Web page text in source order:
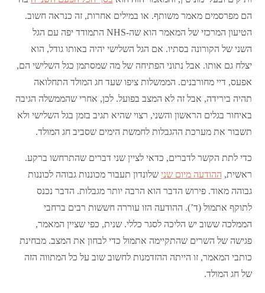
הם מפרסמים מאמר משותף. או במילים אחרות, זה כנראה חשוב.
הטיעון המרכזי של המאמר הוא שה-NHS התמודד יפה עם הגל
השני של הקורונה בסתיו. אם הגל השלישי יהיה באותו גודל, הוא
יצלח גם אותו. אבל נתוני הפתיחה של מה שמסתמן כגל השלישי הם,
אפעס, דיי מחורבנים. הממשלות ציפו שעד חג המולד התחלואה
תהיה בירידה, אבל זה לא המצב בפועל. לכן, אחרי שהממשלה הגיבה
באיחור בגלים הראשון והשני, רצוי שהיא תגיב בזמן בגל השלישי ולא
תשבור את מערכת ההגבלות לחמשת הימים שסביב חג המולד.
כדי לתת הקשר לדברים, כדאי לציין שני דברים שהתרחשו ברקע.
ראשית, ההודעה מיום שני שלונדון תעבור מכוננות גבוהה לכוננות
גבוהה מאוד. פירוש הדבר הוא הרבה יותר מגבלות. הדבר נכנס
לתוקף אתמול (ד’). ההודעה הזו עוררה חששות רבים ברחבי
הממלכה ששוב יש הליכה לסגר כללי. שנית, כפי שציין המאמר,
פגישה של השרים שהתקיימה אתמול כדי לבחון את המצב. מבחינת
כותבי המאמר, זו הייתה ההזדמנות לחשוב שוב על כל המתווה הזה
של חג המולד.